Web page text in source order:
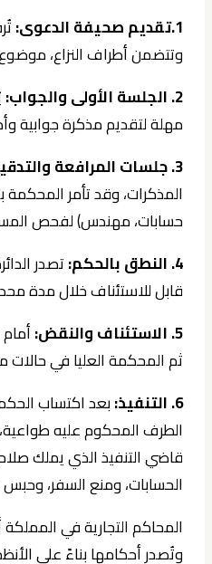
1.تقديم صحيفة الدعوى:
وتتضمن أطراف النزاع،
2. الجلسة الأولى والجواب:
مهلة لتقديم مذكرة جوابية
3. جلسات المرافعة والتدقيق:
المذكرات، وقد تأمر المحكمة
حسابات، مهندس) لفحص
4. النطق بالحكم:
تصدر
قابل للاستئناف خلال مدة
5. الاستئناف والنقض:
ثم المحكمة العليا في حالات
6. التنفيذ:
بعد اكتساب
الطرف المحكوم عليه
قاضي التنفيذ الذي يملك
الحسابات، ومنع السفر، وحبس
المحاكم التجارية في
وتُصدر أحكامها بناءً على